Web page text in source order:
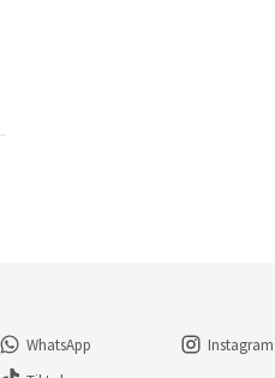
WhatsApp
Instagram